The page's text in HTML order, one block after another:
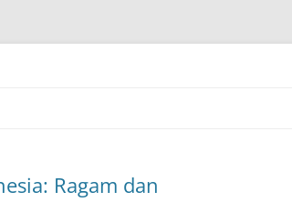
Ragam dan